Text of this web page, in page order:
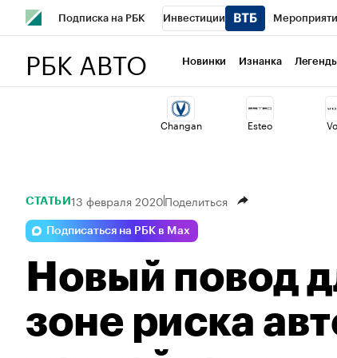
Подписка на РБК Инвестиции
РБК Бизнес-среда Дискуссионный клуб
Проверка контрагентов Политика
РБК АВТО Новинки Изнанка
Changan Esteo
СТАТЬИ 13 февраля 2020Поделиться
Подписаться на РБК в Max
Новый повод
зоне риска